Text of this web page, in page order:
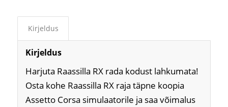
Kirjeldus
Kirjeldus
Harjuta Raassilla RX rada kodust lahkumata!
Osta kohe Raassilla RX raja täpne koopia
Assetto Corsa simulaatorile ja saa võimalus